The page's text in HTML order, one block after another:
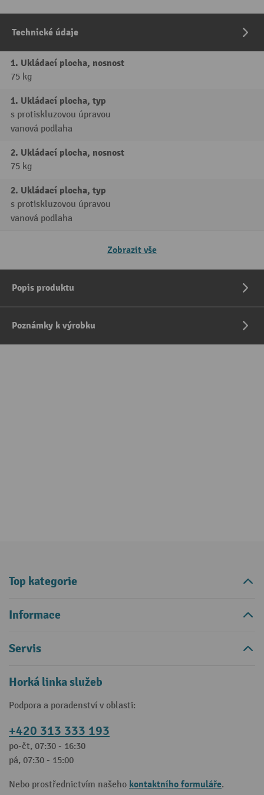
Technické údaje
1. Ukládací plocha, nosnost
75 kg
1. Ukládací plocha, typ
s protiskluzovou úpravou
vanová podlaha
2. Ukládací plocha, nosnost
75 kg
2. Ukládací plocha, typ
s protiskluzovou úpravou
vanová podlaha
Zobrazit vše
Popis produktu
Poznámky k výrobku
Top kategorie
Informace
Servis
Horká linka služeb
Podpora a poradenství v oblasti:
+420 313 333 193
po-čt, 07:30 - 16:30
pá, 07:30 - 15:00
Nebo prostřednictvím našeho kontaktního formuláře.